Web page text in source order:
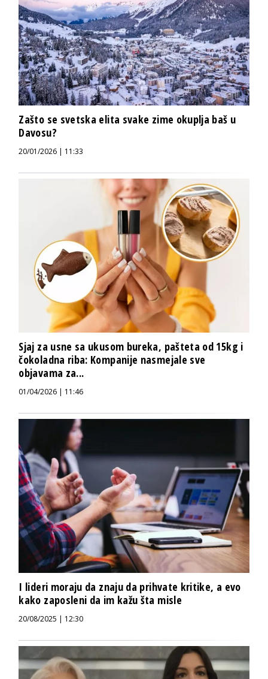
Zašto se svetska elita svake zime okuplja baš u
Davosu?
20/01/2026 | 11:33
Sjaj za usne sa ukusom bureka, pašteta od 15kg i
čokoladna riba: Kompanije nasmejale sve
objavama za...
01/04/2026 | 11:46
I lideri moraju da znaju da prihvate kritike, a evo
kako zaposleni da im kažu šta misle
20/08/2025 | 12:30